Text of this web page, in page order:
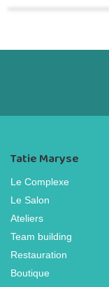
Tatie Maryse
Le Complexe
Le Salon
Ateliers
Team building
Restauration
Boutique